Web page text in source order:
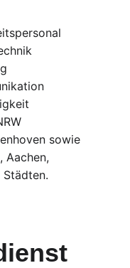
sowie
Aachen,